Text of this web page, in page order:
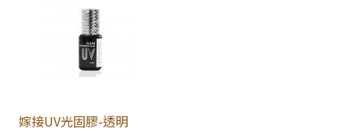
嫁接UV光固膠-透明